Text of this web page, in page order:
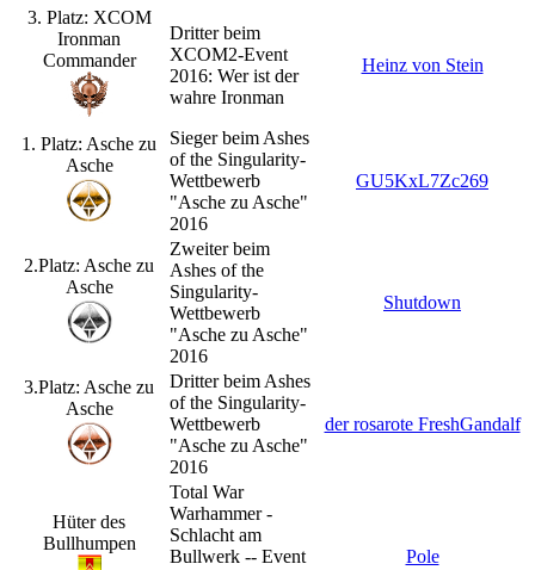
3. Platz: XCOM
Ironman
Commander
Dritter beim
XCOM2-Event
2016: Wer ist der
wahre Ironman
Heinz von Stein
1. Platz: Asche zu
Asche
Sieger beim Ashes
of the Singularity-
Wettbewerb
"Asche zu Asche"
2016
GU5KxL7Zc269
2.Platz: Asche zu
Asche
Zweiter beim
Ashes of the
Singularity-
Wettbewerb
"Asche zu Asche"
2016
Shutdown
3.Platz: Asche zu
Asche
Dritter beim Ashes
of the Singularity-
Wettbewerb
"Asche zu Asche"
2016
der rosarote FreshGandalf
Hüter des
Bullhumpen
Total War
Warhammer -
Schlacht am
Bullwerk -- Event
Pole